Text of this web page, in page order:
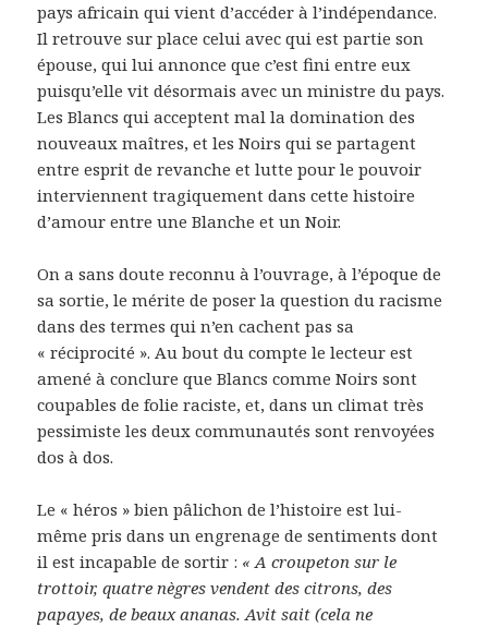
pays africain qui vient d’accéder à l’indépendance.
Il retrouve sur place celui avec qui est partie son
épouse, qui lui annonce que c’est fini entre eux
puisqu’elle vit désormais avec un ministre du pays.
Les Blancs qui acceptent mal la domination des
nouveaux maîtres, et les Noirs qui se partagent
entre esprit de revanche et lutte pour le pouvoir
interviennent tragiquement dans cette histoire
d’amour entre une Blanche et un Noir.
On a sans doute reconnu à l’ouvrage, à l’époque de
sa sortie, le mérite de poser la question du racisme
dans des termes qui n’en cachent pas sa
« réciprocité ». Au bout du compte le lecteur est
amené à conclure que Blancs comme Noirs sont
coupables de folie raciste, et, dans un climat très
pessimiste les deux communautés sont renvoyées
dos à dos.
Le « héros » bien pâlichon de l’histoire est lui-
même pris dans un engrenage de sentiments dont
il est incapable de sortir : « A croupeton sur le
trottoir, quatre nègres vendent des citrons, des
papayes, de beaux ananas. Avit sait (cela ne